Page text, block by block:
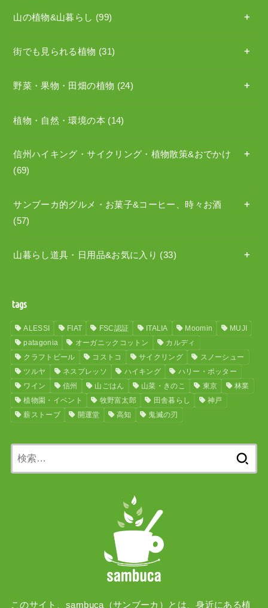
山の植物&山暮らし (99)
街でも見られる植物 (31)
野菜・果物・田畑の植物 (24)
植物・自然・環境の本 (14)
信州ハイキング・サイクリング・植物散策&おでかけ
(69)
サンブーカ的グルメ・お菓子&コーヒー、時々お酒
(57)
山暮らし道具・日用品&お気に入り (33)
tags
ALESSI FIAT FSC認証 ITALIA Moomin
MUJI
patagonia
オーガニックコットン
カルディ
クラフトビール
コストコ サイクリング
スノーシュー
ツルヤ
ネスプレッソ ハイキング
ハリー・ポッター
ワイン
信州 山ごはん 山菜・きのこ 東京
林業
植物園・イベント
牧野富太郎 田舎暮らし
神戸
薪ストーブ
開運堂 高知 鬼滅の刃
このサイト、sambuca（サンブーカ）とは、身近にある植